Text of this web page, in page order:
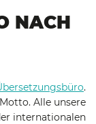
NACH
.
Alle unsere
internationalen